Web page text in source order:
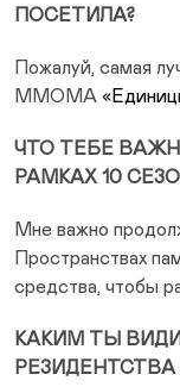
ПОСЕТИЛА?
Пожалуй, самая
ММОМА
ЧТО ТЕБЕ
РАМКАХ 10
Мне важно
Пространствах
средства, чтобы
КАКИМ ТЫ